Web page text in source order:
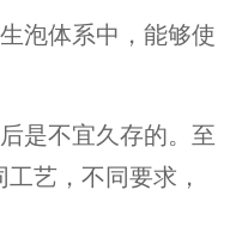
泡体系中，能够使
是不宜久存的。至
艺，不同要求，